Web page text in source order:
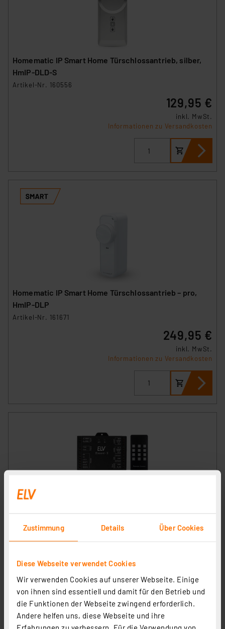
Zustimmung Details Über Cookies
Diese Webseite verwendet Cookies
Wir verwenden Cookies auf unserer Webseite. Einige
von ihnen sind essentiell und damit für den Betrieb und
die Funktionen der Webseite zwingend erforderlich.
Andere helfen uns, diese Webseite und ihre
Erfahrungen zu verbessern. Für die Verwendung von
Homematic IP Smart Home Türschlossantrieb, silber,
HmIP-DLD-S
Artikel-Nr. 160556
129,95 €
inkl. MwSt.
Informationen zu Versandkosten
Homematic IP Smart Home Türschlossantrieb – pro,
HmIP‑DLP
Artikel-Nr. 161671
249,95 €
inkl. MwSt.
Informationen zu Versandkosten
ELV Sboard-II Mini Dual-Relay-Controller mit Wiegand-
Artikel-Nr. 251464
1 2 3 4 5
inkl. MwSt.
Informationen zu Versandkosten